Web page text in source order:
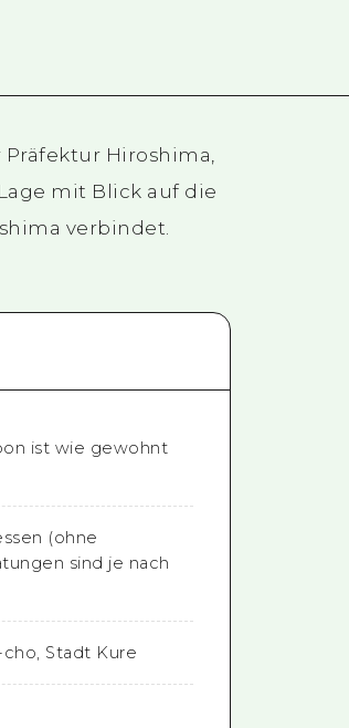
Hiroshima,
mit Blick auf die
verbindet.
ist wie gewohnt
(ohne
sind je nach
cho, Stadt Kure